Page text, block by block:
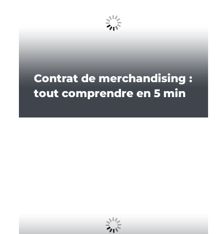
Contrat de merchandising :
tout comprendre en 5 min